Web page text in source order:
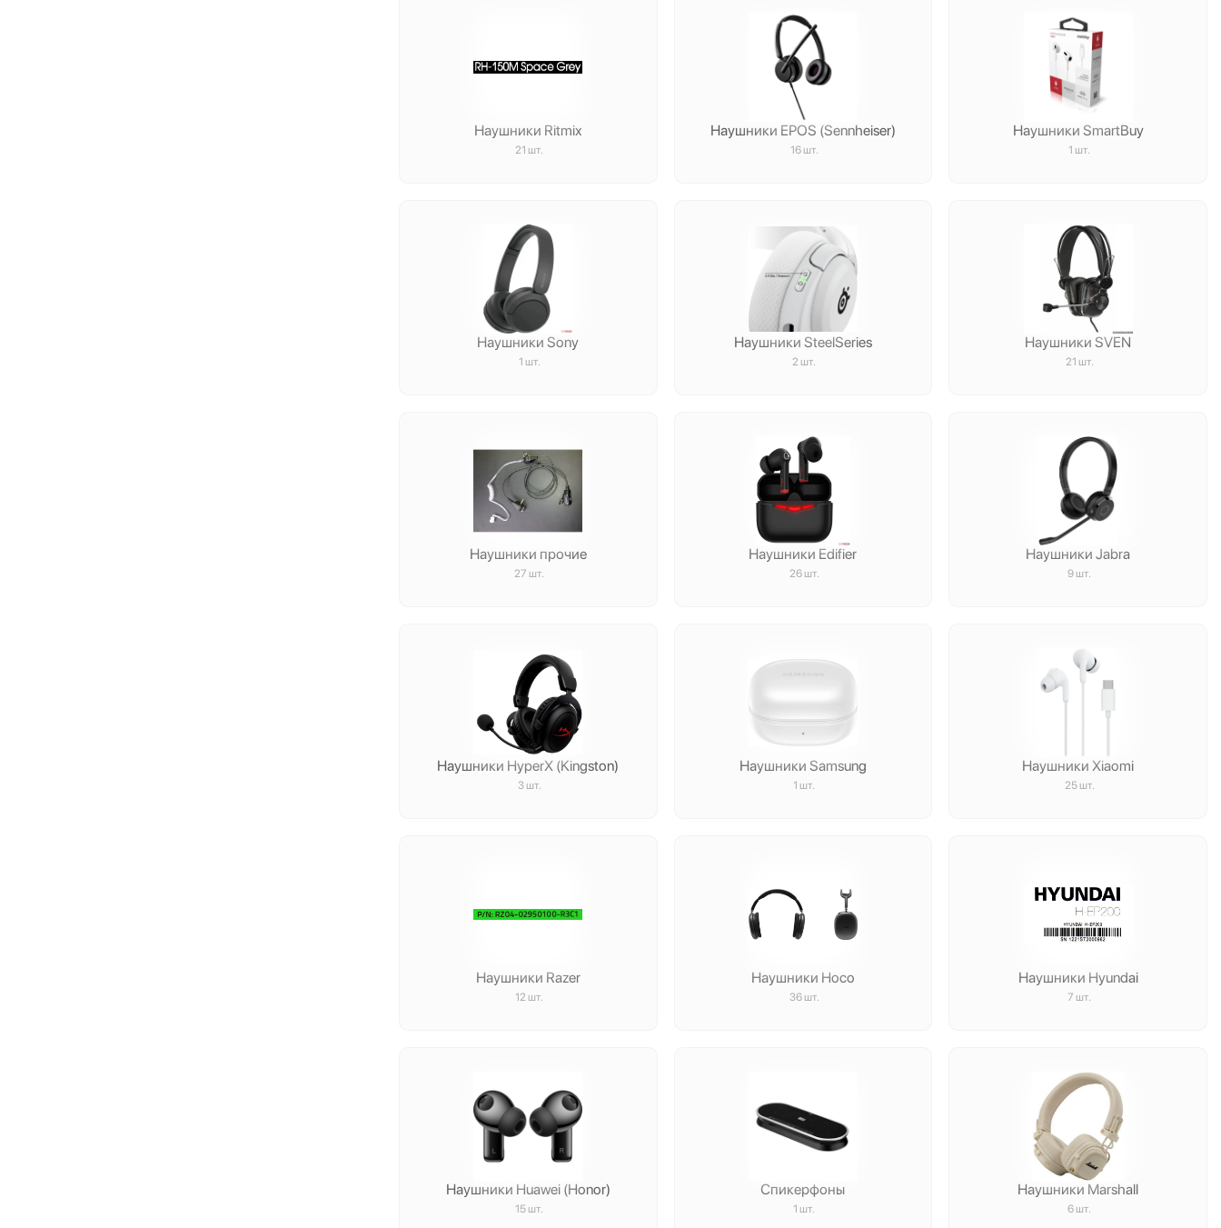
Наушники Ritmix
21 шт.
Наушники EPOS (Sennheiser)
16 шт.
Наушники SmartBuy
1 шт.
Наушники Sony
1 шт.
Наушники SteelSeries
2 шт.
Наушники SVEN
21 шт.
Наушники прочие
27 шт.
Наушники Edifier
26 шт.
Наушники Jabra
9 шт.
Наушники HyperX (Kingston)
3 шт.
Наушники Samsung
1 шт.
Наушники Xiaomi
25 шт.
Наушники Razer
12 шт.
Наушники Hoco
36 шт.
Наушники Hyundai
7 шт.
Наушники Huawei (Honor)
15 шт.
Спикерфоны
1 шт.
Наушники Marshall
6 шт.